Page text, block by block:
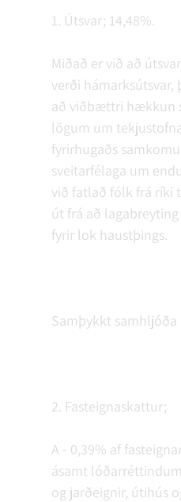
1. Útsvar; 14,48%.
Miðað er við að
verði hámarksútsvar,
að viðbættri hækkun
lögum um
fyrirhugaðs
sveitarfélaga um
við fatlað fólk frá ríki
út frá að
fyrir lok haustþings.
Samþykkt samhljóða
2. Fasteignaskattur;
A - 0,39% af
ásamt
og jarðeignir, útihús